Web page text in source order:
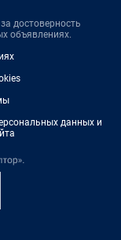
достоверность
объявлениях.
данных и